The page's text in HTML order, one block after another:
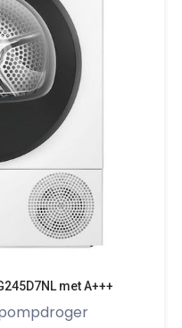
met A+++